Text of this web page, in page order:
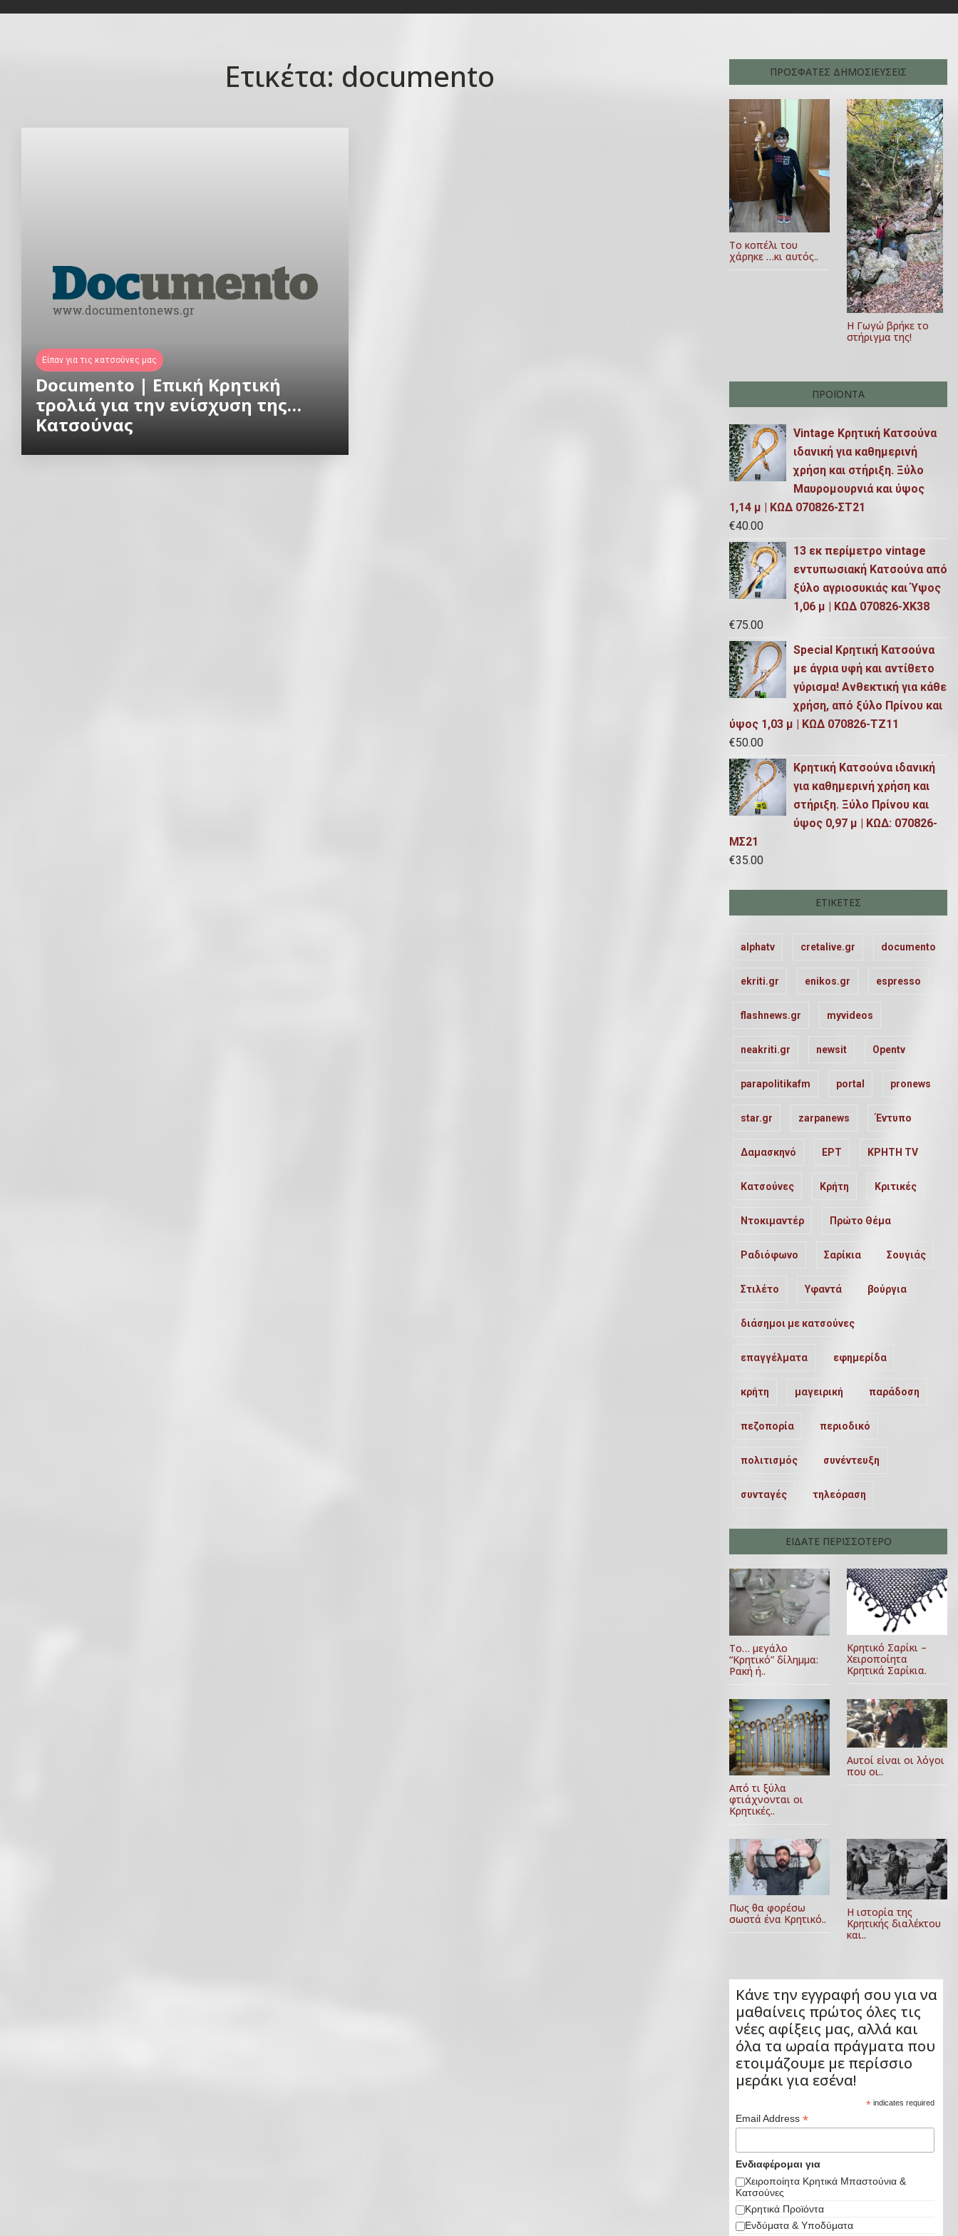
Ετικέτα: documento
Είπαν για τις κατσούνες μας
Documento | Επική Κρητική
τρολιά για την ενίσχυση της…
Κατσούνας
ΠΡΟΣΦΑΤΕΣ ΔΗΜΟΣΙΕΥΣΕΙΣ
Το κοπέλι του
χάρηκε …κι αυτός..
Η Γωγώ βρήκε το
στήριγμα της!
ΠΡΟΪΌΝΤΑ
Vintage Κρητική Κατσούνα
ιδανική για καθημερινή
χρήση και στήριξη. Ξύλο
Μαυρομουρνιά και ύψος
1,14 μ | ΚΩΔ 070826-ΣΤ21
€40.00
13 εκ περίμετρο vintage
εντυπωσιακή Κατσούνα από
ξύλο αγριοσυκιάς και Ύψος
1,06 μ | ΚΩΔ 070826-ΧΚ38
€75.00
Special Κρητική Κατσούνα
με άγρια υφή και αντίθετο
γύρισμα! Ανθεκτική για κάθε
χρήση, από ξύλο Πρίνου και
ύψος 1,03 μ | ΚΩΔ 070826-ΤΖ11
€50.00
Κρητική Κατσούνα ιδανική
για καθημερινή χρήση και
στήριξη. Ξύλο Πρίνου και
ύψος 0,97 μ | ΚΩΔ: 070826-
ΜΣ21
€35.00
ΕΤΙΚΈΤΕΣ
alphatv cretalive.gr documento
ekriti.gr enikos.gr espresso
flashnews.gr myvideos
neakriti.gr newsit Opentv
parapolitikafm portal pronews
star.gr zarpanews Έντυπο
Δαμασκηνό ΕΡΤ ΚΡΗΤΗ TV
Κατσούνες Κρήτη Κριτικές
Ντοκιμαντέρ Πρώτο Θέμα
Ραδιόφωνο Σαρίκια Σουγιάς
Στιλέτο Υφαντά βούργια
διάσημοι με κατσούνες
επαγγέλματα εφημερίδα
κρήτη μαγειρική παράδοση
πεζοπορία περιοδικό
πολιτισμός συνέντευξη
συνταγές τηλεόραση
ΕΙΔΑΤΕ ΠΕΡΙΣΣΟΤΕΡΟ
Το… μεγάλο
“Κρητικό” δίλημμα:
Ρακή ή..
Κρητικό Σαρίκι –
Χειροποίητα
Κρητικά Σαρίκια.
Από τι ξύλα
φτιάχνονται οι
Κρητικές..
Αυτοί είναι οι λόγοι
που οι..
Πως θα φορέσω
σωστά ένα Κρητικό..
Η ιστορία της
Κρητικής διαλέκτου
και..
Κάνε την εγγραφή σου για να
μαθαίνεις πρώτος όλες τις
νέες αφίξεις μας, αλλά και
όλα τα ωραία πράγματα που
ετοιμάζουμε με περίσσιο
μεράκι για εσένα!
* indicates required
Email Address *
Ενδιαφέρομαι για
Χειροποίητα Κρητικά Μπαστούνια &
Κατσούνες
Κρητικά Προϊόντα
Ενδύματα & Υποδύματα